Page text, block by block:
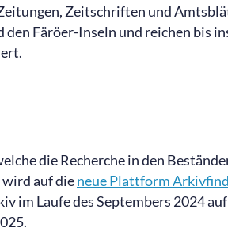
Zeitschriften und
Färöer-Inseln und reichen bis
die Recherche in den
auf dieneue Plattform
im Laufe des Septembers 2024